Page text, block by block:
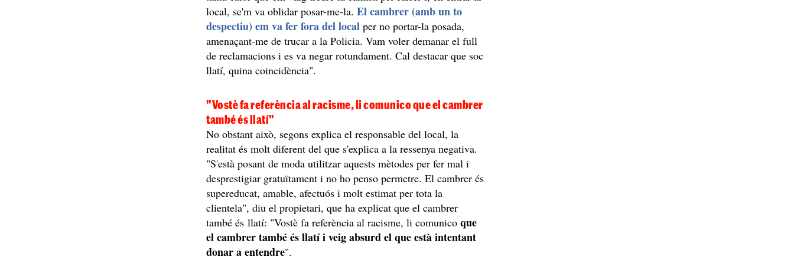
local, se'm va oblidar posar-me-la.El cambrer (amb un to
despectiu) em va fer fora del localper no portar-la posada,
amenaçant-me de trucar a la Policia. Vam voler demanar el full
de reclamacions i es va negar rotundament. Cal destacar que soc
llatí, quina coincidència".
"Vostè fa referència al racisme, li comunico que el cambrer
també és llatí"
No obstant això, segons explica el responsable del local, la
realitat és molt diferent del que s'explica a la ressenya negativa.
"S'està posant de moda utilitzar aquests mètodes per fer mal i
desprestigiar gratuïtament i no ho penso permetre. El cambrer és
supereducat, amable, afectuós i molt estimat per tota la
clientela", diu el propietari, que ha explicat que el cambrer
també és llatí: "Vostè fa referència al racisme, li comunicoque
el cambrer també és llatí i veig absurd el que està intentant
donar a entendre".